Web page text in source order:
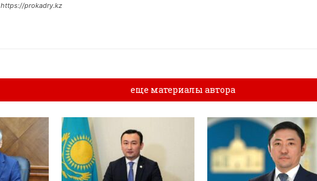
https://prokadry.kz
еще материалы автора